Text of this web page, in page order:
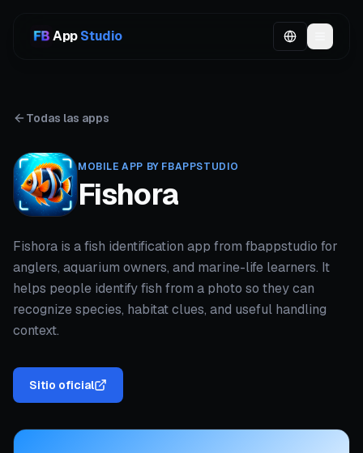
AppStudio
Todas las apps
MOBILE APP BY FBAPPSTUDIO
Fishora
Fishora is a fish identification app from fbappstudio for
anglers, aquarium owners, and marine-life learners. It
helps people identify fish from a photo so they can
recognize species, habitat clues, and useful handling
context.
Sitio oficial